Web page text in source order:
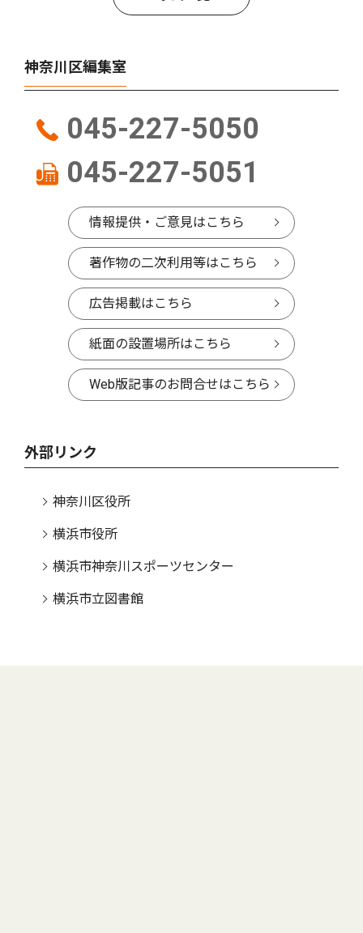
神奈川区編集室
045-227-5050
045-227-5051
情報提供・ご意見はこちら
著作物の二次利用等はこちら
広告掲載はこちら
紙面の設置場所はこちら
Web版記事のお問合せはこちら
外部リンク
神奈川区役所
横浜市役所
横浜市神奈川スポーツセンター
横浜市立図書館